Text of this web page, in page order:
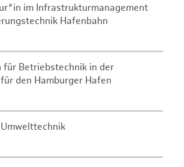
im Infrastrukturmanagement
Hafenbahn
für Betriebstechnik in der
den Hamburger Hafen